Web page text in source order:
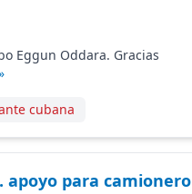
Eggun Oddara. Gracias
cubana
apoyo para camionero